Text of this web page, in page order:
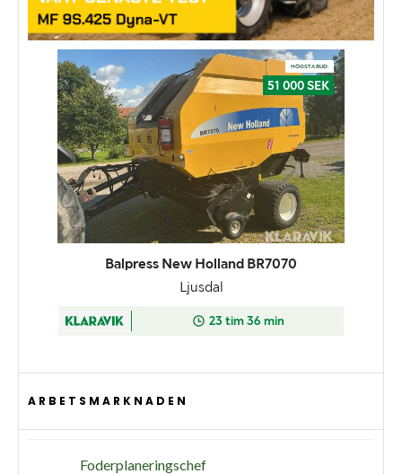
ARBETSMARKNADEN
Foderplaneringschef